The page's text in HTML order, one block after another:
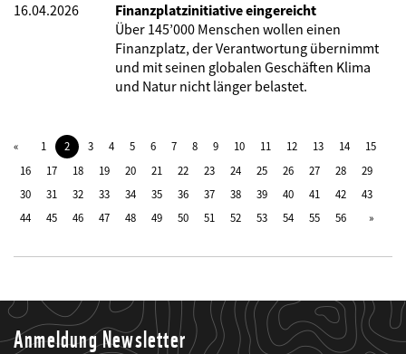
16.04.2026
Finanzplatzinitiative eingereicht
Über 145’000 Menschen wollen einen
Finanzplatz, der Verantwortung übernimmt
und mit seinen globalen Geschäften Klima
und Natur nicht länger belastet.
1 2 3 4 5 6 7 8 9 10 11 12 13 14
15
16
17 18 19 20 21 22 23 24 25 26 27 28
29
30
31 32 33 34 35 36 37 38 39 40 41 42
43
44
45 46 47 48 49 50 51 52 53 54 55 56
Anmeldung Newsletter